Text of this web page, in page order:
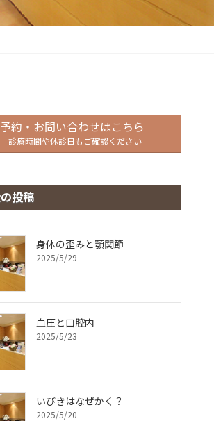
約・お問い合わせはこちら
診療時間や休診日もご確認ください
投稿
身体の歪みと顎関節
2025/5/29
血圧と口腔内
2025/5/23
いびきはなぜかく？
2025/5/20